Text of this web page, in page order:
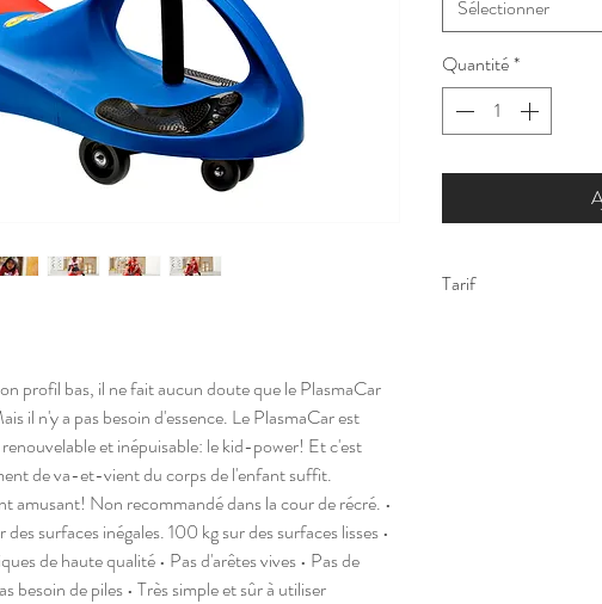
profil bas, il ne fait aucun doute que le PlasmaCar
il n'y a pas besoin d'essence. Le PlasmaCar est
et inépuisable: le kid-power! Et c'est
de va-et-vient du corps de l'enfant suffit.
amusant! Non recommandé dans la cour de récré. •
surfaces inégales. 100 kg sur des surfaces lisses •
de haute qualité • Pas d'arêtes vives • Pas de
besoin de piles • Très simple et sûr à utiliser
Sélectionner
Quantité*
Tarif